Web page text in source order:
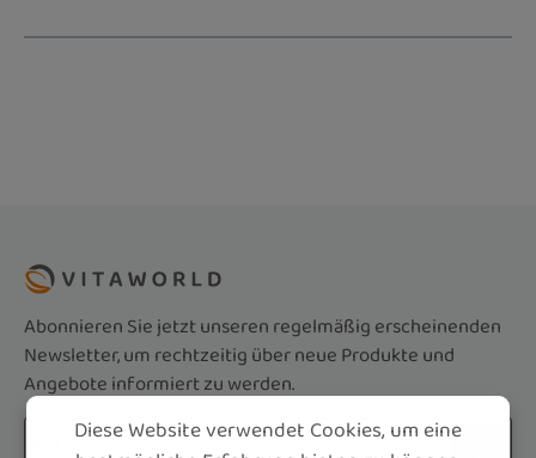
Abonnieren Sie jetzt unseren regelmäßig erscheinenden
Newsletter, um rechtzeitig über neue Produkte und
Angebote informiert zu werden.
E-Mail-Adresse*
Diese Website verwendet Cookies, um eine